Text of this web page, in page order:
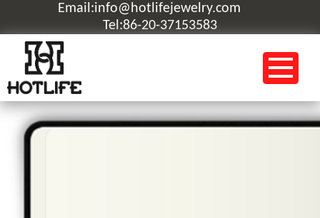
Email:info@hotlifejewelry.com
Tel:86-20-37153583